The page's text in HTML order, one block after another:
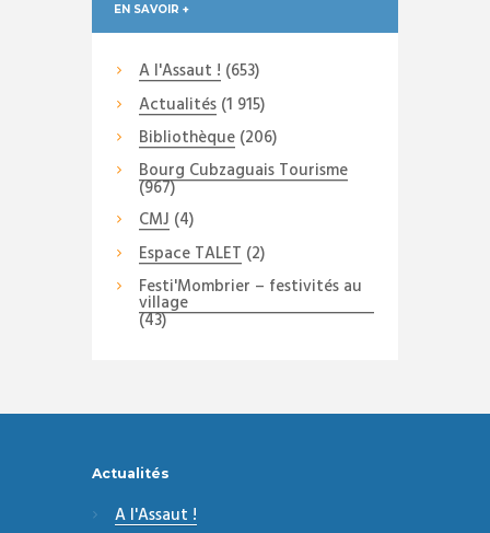
EN SAVOIR +
A l'Assaut ! (653)
Actualités(1 915)
Bibliothèque(206)
Bourg Cubzaguais Tourisme
(967)
CMJ (4)
Espace TALET (2)
Festi'Mombrier – festivités au
village
(43)
Actualités
A l'Assaut !